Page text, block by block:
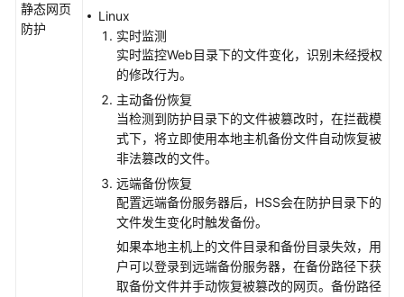
南
静态网页
防护
Linux
实时监测
实时监控Web目录下的文件变化，识别未经授权
的修改行为。
主动备份恢复
当检测到防护目录下的文件被篡改时，在拦截模
式下，将立即使用本地主机备份文件自动恢复被
非法篡改的文件。
远端备份恢复
配置远端备份服务器后，HSS会在防护目录下的
文件发生变化时触发备份。
如果本地主机上的文件目录和备份目录失效，用
户可以登录到远端备份服务器，在备份路径下获
取备份文件并手动恢复被篡改的网页。备份路径